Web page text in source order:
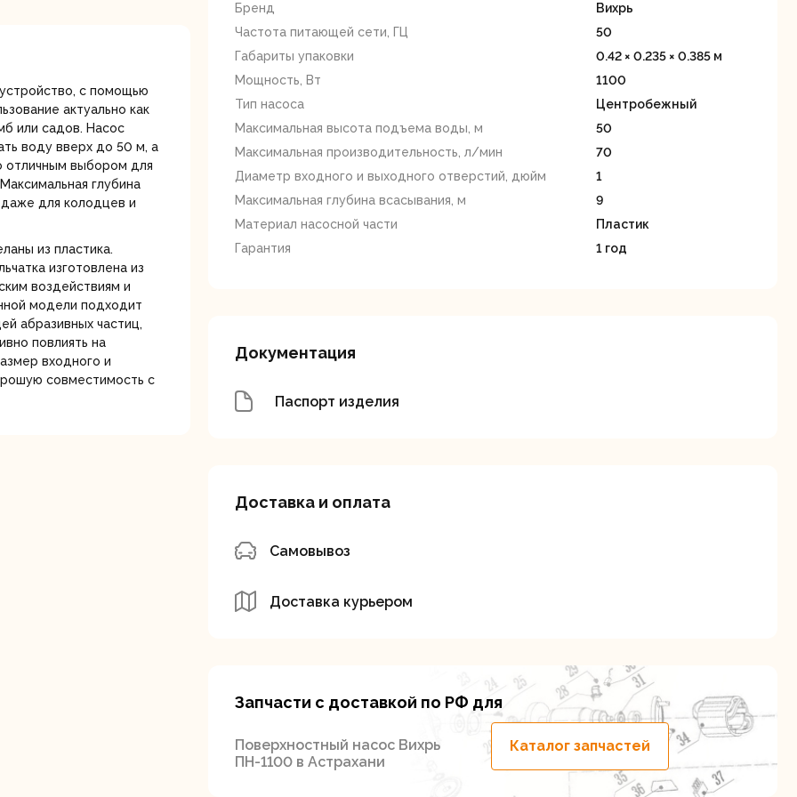
Сетевые
шуруповерты
Степлеры
Строительные
Точильные станки
Угловые
Электрические
с помощью
актуально как
или садов. Насос
воду вверх до 50 м, а
отличным выбором для
глубина
для колодцев и
из пластика.
изготовлена из
воздействиям и
модели подходит
абразивных частиц,
повлиять на
входного и
совместимость с
Бренд
Вихрь
Частота питающей сети, ГЦ
50
Габариты упаковки
0.42 × 0.235 × 0.385 м
Мощность, Вт
1100
Тип насоса
Центробежный
Максимальная высота подъема воды, м
50
Максимальная производительность, л/мин
70
Диаметр входного и выходного отверстий, дюйм
1
Максимальная глубина всасывания, м
9
Материал насосной части
Пластик
Гарантия
1 год
Документация
Паспорт изделия
Доставка и оплата
Самовывоз
Доставка курьером
Запчасти с доставкой по РФ для
Поверхностный насос Вихрь
ПН-1100 в Астрахани
Каталог запчастей